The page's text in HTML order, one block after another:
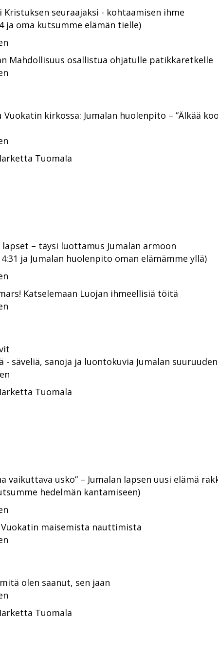
seuraajaksi - kohtaamisen ihme
ja oma kutsumme elämän tielle)
Mahdollisuus osallistua ohjatulle patikkaretkelle
Vuokatin kirkossa: Jumalan huolenpito – ”Älkää
Tuomala
lapset – täysi luottamus Jumalan armoon
4:31 ja Jumalan huolenpito oman elämämme yllä)
Katselemaan Luojan ihmeellisiä töitä
- säveliä, sanoja ja luontokuvia Jumalan
Tuomala
vaikuttava usko” – Jumalan lapsen uusi elämä
hedelmän kantamiseen)
maisemista nauttimista
olen saanut, sen jaan
Tuomala